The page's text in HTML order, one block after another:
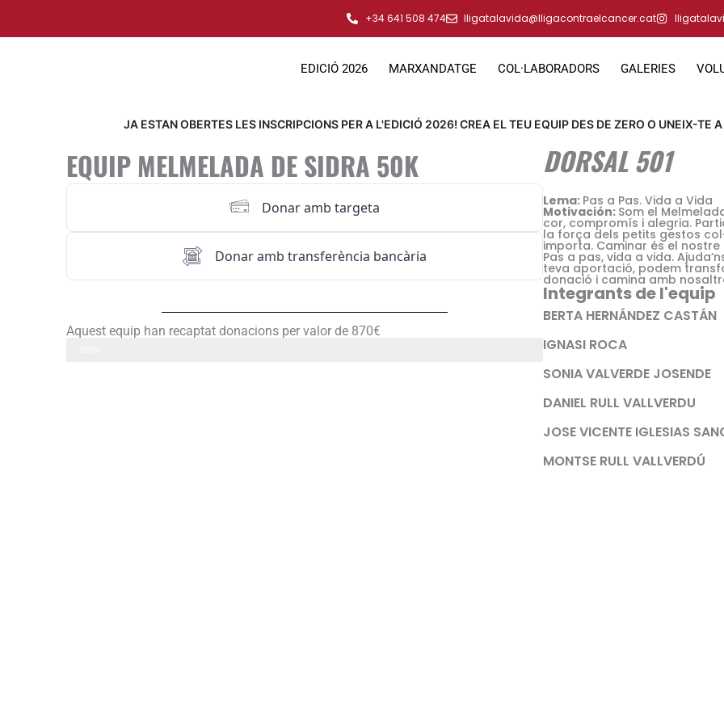
+34 641 508 474 lligatalavida@lligacontraelcancer.cat
EDICIÓ 2026 MARXANDATGE COL·LABORADORS GALERIES
JA ESTAN OBERTES LES INSCRIPCIONS PER A L'EDICIÓ 2026! CREA EL TEU EQUIP DES DE ZERO O UNEIX-TE
EQUIP MELMELADA DE SIDRA 50K
Donar amb targeta
Donar amb transferència bancària
Aquest equip han recaptat donacions per valor de 870€
DORSAL 501
Lema: Pas a Pas. Vida a Vida
Motivación: Som el
cor, compromís i alegria.
la força dels petits gestos
importa. Caminar és el
Pas a pas, vida a vida.
teva aportació, podem
donació i camina amb
Integrants de l'equip
BERTA HERNÁNDEZ CASTÁN
IGNASI ROCA
SONIA VALVERDE JOSENDE
DANIEL RULL VALLVERDU
JOSE VICENTE IGLESIAS
MONTSE RULL VALLVERDÚ